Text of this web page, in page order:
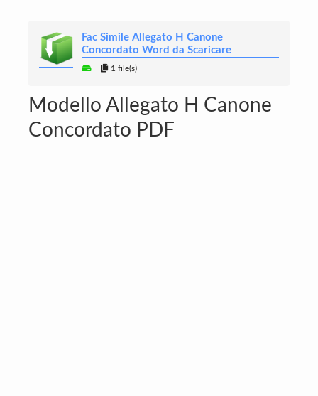
Fac Simile Allegato H Canone
Concordato Word da Scaricare
1 file(s)
Modello Allegato H Canone
Concordato PDF